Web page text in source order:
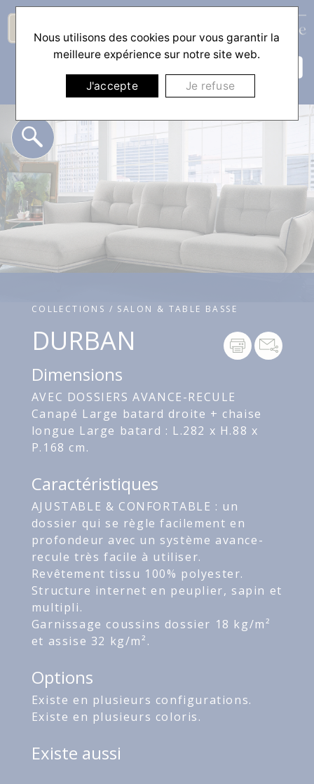
☰
COLLECTIONS / SALON & TABLE BASSE
DURBAN
Dimensions
AVEC DOSSIERS AVANCE-RECULE
Canapé Large batard droite + chaise
longue Large batard : L.282 x H.88 x
P.168 cm.
Caractéristiques
AJUSTABLE & CONFORTABLE : un
dossier qui se règle facilement en
profondeur avec un système avance-
recule très facile à utiliser.
Revêtement tissu 100% polyester.
Structure internet en peuplier, sapin et
multipli.
Garnissage coussins dossier 18 kg/m²
et assise 32 kg/m².
Options
Existe en plusieurs configurations.
Existe en plusieurs coloris.
Existe aussi
Nous utilisons des cookies pour vous garantir la
meilleure expérience sur notre site web.
J'accepte Je refuse